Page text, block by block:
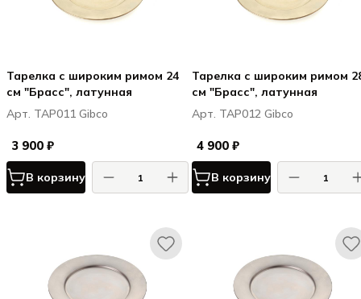
Тарелка с широким римом 24
см "Брасс", латунная
Арт. TAP011 Gibco
3 900 ₽
В корзину
Тарелка с широким римом
см "Брасс", латунная
Арт. TAP012 Gibco
4 900 ₽
В корзину